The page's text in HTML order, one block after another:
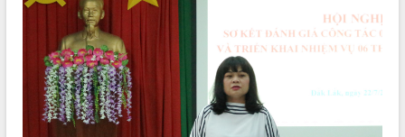
Họp báo thông tin về Hội nghị Công bố
Quy hoạch và Xúc tiến đầu tư tỉnh Đắk
Khơi thông điểm nghẽn, đẩy nhanh
giải ngân vốn khắc phục thiên tai
HĐND tỉnh thông qua điều chỉnh Quy
hoạch tỉnh thời kỳ 2021-2030